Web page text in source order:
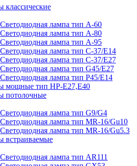
классические
Светодиодная лампа тип A-60
Светодиодная лампа тип A-80
Светодиодная лампа тип A-95
Светодиодная лампа тип C-37/Е14
Светодиодная лампа тип C-37/Е27
Светодиодная лампа тип G45/E27
Светодиодная лампа тип P45/E14
мощные тип HP-E27,E40
потолочные
Светодиодная лампа тип G9/G4
Светодиодная лампа тип MR-16/Gu10
Светодиодная лампа тип MR-16/Gu5.3
встраиваемые
Светодиодная лампа тип AR111